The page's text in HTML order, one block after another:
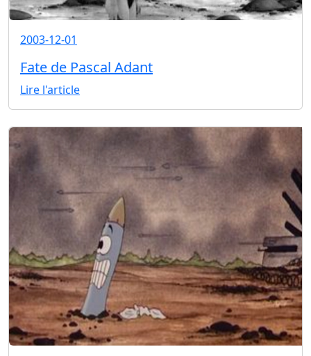
2003-12-01
Fate de Pascal Adant
Lire l'article